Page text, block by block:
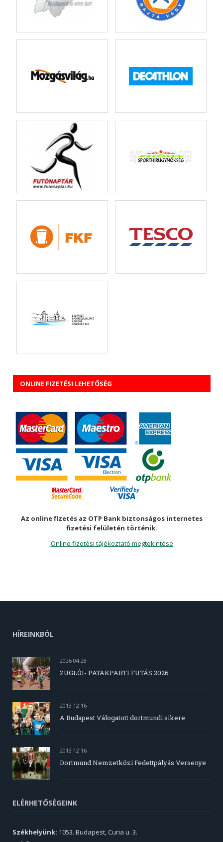
ONLINE FIZETÉSI LEHETŐSÉG
Az online fizetés az OTP Bank biztonságos internetes
fizetési felületén történik.
Online fizetési tájékoztató megtekintése
HÍREINKBÓL
2026 04 28
ZUGLÓI- PATAKPARTI FUTÁS 2026
2013 12 16
A Budapest Válogatott dortmundi sikere
2013 12 16
Dortmund Nemzetközi Fedettpályás Versenye
ELÉRHETŐSÉGEINK
Székhelyünk: 1053. Budapest, Curia u. 3.